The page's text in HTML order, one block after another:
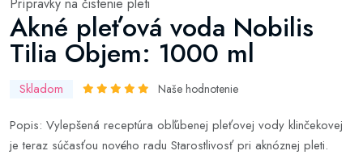
Akné pleťová voda Nobilis
Tilia Objem: 1000 ml
Skladom Naše hodnotenie
Popis: Vylepšená receptúra obľúbenej pleťovej vody klinčekovej
je teraz súčasťou nového radu Starostlivosť pri aknóznej pleti.